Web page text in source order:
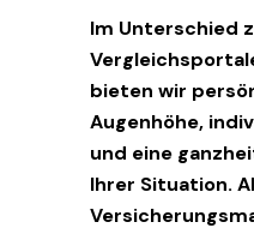
Im Unterschied
bieten wir
Augenhöhe,
und eine
Ihrer Situation.